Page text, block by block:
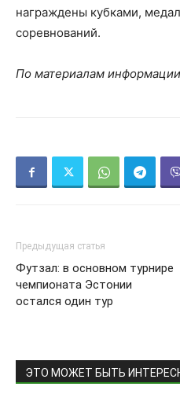
награждены кубками,
соревнований.
По материалам
Предыдущая статья
Футзал: в основном турнире
чемпионата Эстонии
остался один тур
ЭТО МОЖЕТ БЫТЬ